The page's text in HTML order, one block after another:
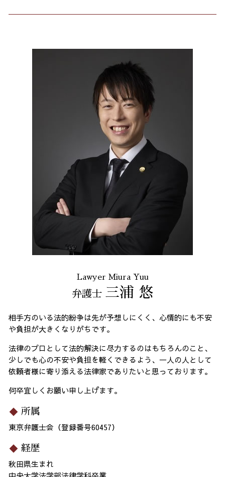
Lawyer Miura Yuu
弁護士 三浦 悠
相手方のいる法的紛争は先が予想しにくく、心情的にも不安
や負担が大きくなりがちです。
法律のプロとして法的解決に尽力するのはもちろんのこと、
少しでも心の不安や負担を軽くできるよう、一人の人として
依頼者様に寄り添える法律家でありたいと思っております。
何卒宜しくお願い申し上げます。
所属
東京弁護士会（登録番号60457）
経歴
秋田県生まれ